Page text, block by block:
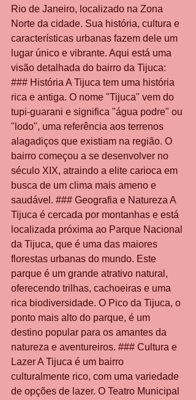
Rio de Janeiro, localizado na Zona
Norte da cidade. Sua história, cultura e
características urbanas fazem dele um
lugar único e vibrante. Aqui está uma
visão detalhada do bairro da Tijuca:
### História A Tijuca tem uma história
rica e antiga. O nome "Tijuca" vem do
tupi-guarani e significa "água podre" ou
"lodo", uma referência aos terrenos
alagadiços que existiam na região. O
bairro começou a se desenvolver no
século XIX, atraindo a elite carioca em
busca de um clima mais ameno e
saudável. ### Geografia e Natureza A
Tijuca é cercada por montanhas e está
localizada próxima ao Parque Nacional
da Tijuca, que é uma das maiores
florestas urbanas do mundo. Este
parque é um grande atrativo natural,
oferecendo trilhas, cachoeiras e uma
rica biodiversidade. O Pico da Tijuca, o
ponto mais alto do parque, é um
destino popular para os amantes da
natureza e aventureiros. ### Cultura e
Lazer A Tijuca é um bairro
culturalmente rico, com uma variedade
de opções de lazer. O Teatro Municipal